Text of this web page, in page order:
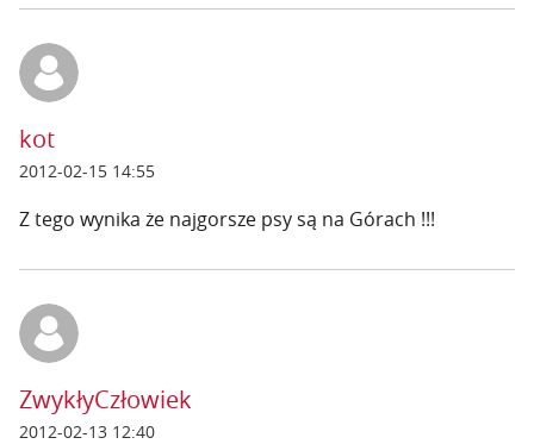
kot
2012-02-15 14:55
Z tego wynika że najgorsze psy są na Górach !!!
ZwykłyCzłowiek
2012-02-13 12:40